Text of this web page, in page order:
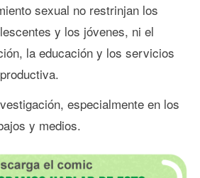
sexual no restrinjan los
y los jóvenes, ni el
la educación y los servicios
especialmente en los
y medios.